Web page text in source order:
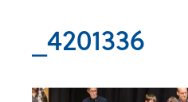
_4201336